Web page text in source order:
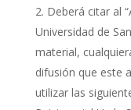
Deberá citar al
Universidad de
material,
difusión que este
utilizar las